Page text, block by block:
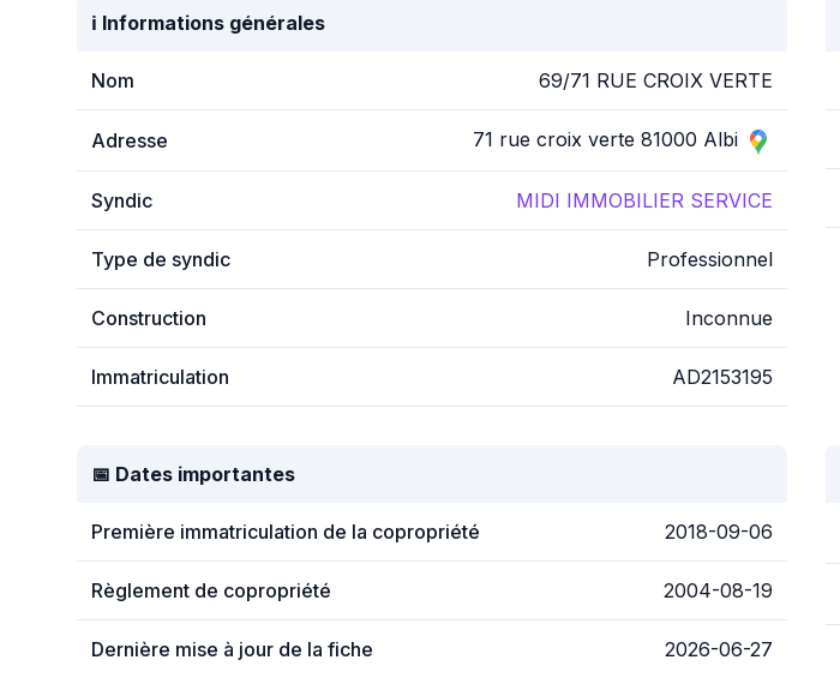
ℹ️ Informations générales
Nom 69/71 RUE CROIX VERTE
Adresse 71 rue croix verte 81000 Albi
Syndic MIDI IMMOBILIER SERVICE
Type de syndic Professionnel
Construction Inconnue
Immatriculation AD2153195
📅 Dates importantes
Première immatriculation de la copropriété 2018-09-06
Règlement de copropriété 2004-08-19
Dernière mise à jour de la fiche 2026-06-27